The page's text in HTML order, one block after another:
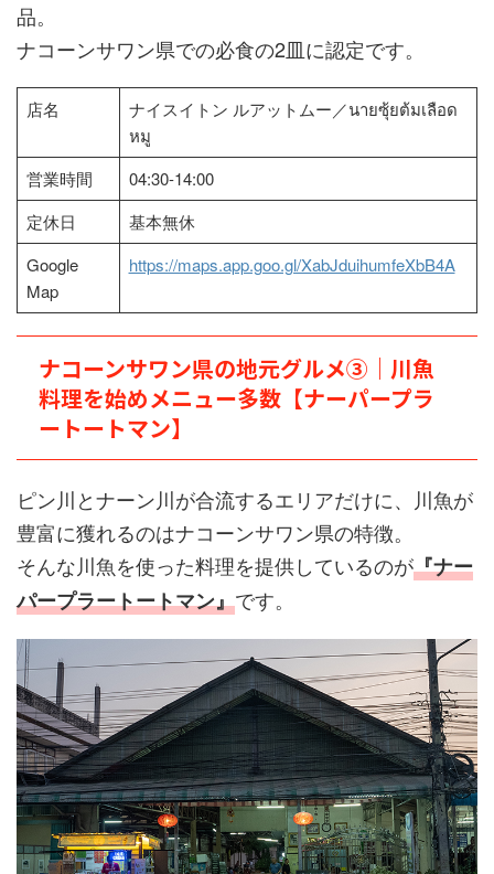
品。
ナコーンサワン県での必食の2皿に認定です。
店名
ナイスイトン ルアットムー／นายซุ้ยต้มเลือด
หมู
営業時間
04:30-14:00
定休日
基本無休
Google
Map
https://maps.app.goo.gl/XabJduihumfeXbB4A
ナコーンサワン県の地元グルメ③｜川魚
料理を始めメニュー多数【ナーパープラ
ートートマン】
ピン川とナーン川が合流するエリアだけに、川魚が
豊富に獲れるのはナコーンサワン県の特徴。
そんな川魚を使った料理を提供しているのが『ナー
パープラートートマン』です。